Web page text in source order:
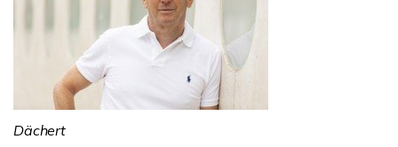
Dächert